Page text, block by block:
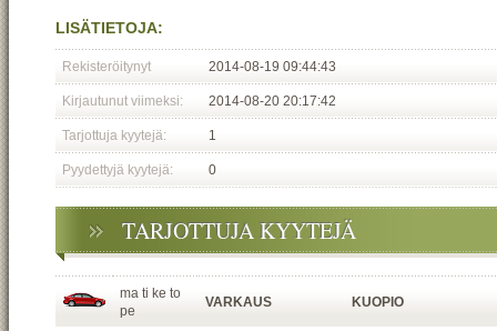
LISÄTIETOJA:
Rekisteröitynyt 2014-08-19 09:44:43
Kirjautunut viimeksi: 2014-08-20 20:17:42
Tarjottuja kyytejä: 1
Pyydettyjä kyytejä: 0
TARJOTTUJA KYYTEJÄ
ma ti ke to
pe
VARKAUS KUOPIO